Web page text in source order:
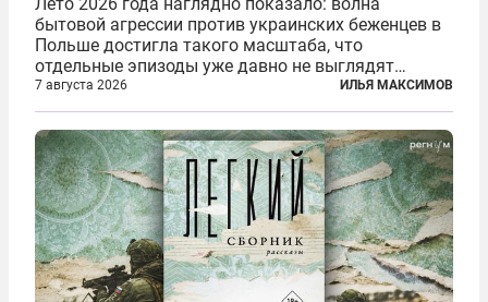
бытовой агрессии против украинских беженцев в
Польше достигла такого масштаба, что
отдельные эпизоды уже давно не выглядят
случайными. Поляки, судя по происходящему,
буквально теряют рассудок от ненависти к
украинским беженцам, и каждый новый случай
по-своему...
7 августа 2026 ИЛЬЯ МАКСИМОВ